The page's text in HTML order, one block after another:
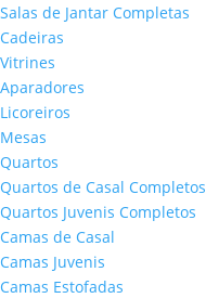
Salas de Jantar Completas
Cadeiras
Vitrines
Aparadores
Licoreiros
Mesas
Quartos
Quartos de Casal Completos
Quartos Juvenis Completos
Camas de Casal
Camas Juvenis
Camas Estofadas